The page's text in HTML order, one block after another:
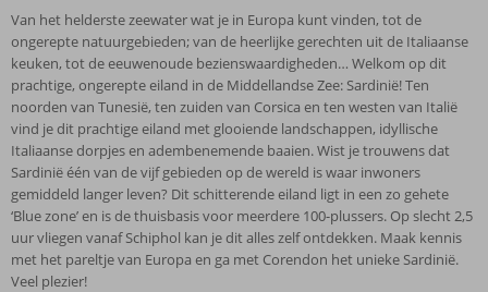
Van het helderste zeewater wat je in Europa kunt vinden, tot de
ongerepte natuurgebieden; van de heerlijke gerechten uit de Italiaanse
keuken, tot de eeuwenoude bezienswaardigheden… Welkom op dit
prachtige, ongerepte eiland in de Middellandse Zee: Sardinië! Ten
noorden van Tunesië, ten zuiden van Corsica en ten westen van Italië
vind je dit prachtige eiland met glooiende landschappen, idyllische
Italiaanse dorpjes en adembenemende baaien. Wist je trouwens dat
Sardinië één van de vijf gebieden op de wereld is waar inwoners
gemiddeld langer leven? Dit schitterende eiland ligt in een zo gehete
‘Blue zone’ en is de thuisbasis voor meerdere 100-plussers. Op slecht 2,5
uur vliegen vanaf Schiphol kan je dit alles zelf ontdekken. Maak kennis
met het pareltje van Europa en ga met Corendon het unieke Sardinië.
Veel plezier!